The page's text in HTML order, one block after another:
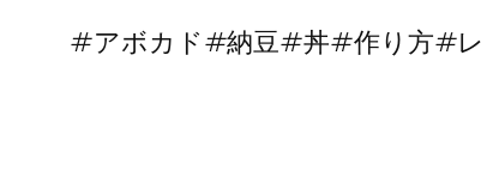
#アボカド#納豆#丼#作り方#